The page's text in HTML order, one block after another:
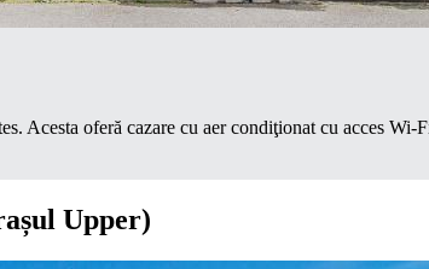
Acesta oferă cazare cu aer condiţionat cu acces
Upper)